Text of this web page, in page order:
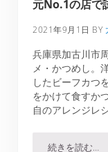
元No.1の店で
2021年9月1日 BY
兵庫県加古川市
メ・かつめし。
したビーフカつ
をかけて食すか
自のアレンジレ
続きを読む…